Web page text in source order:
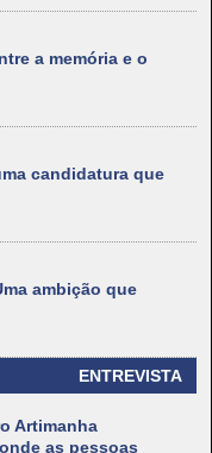
a memória e o
candidatura que
ambição que
ENTREVISTA
Artimanha
as pessoas